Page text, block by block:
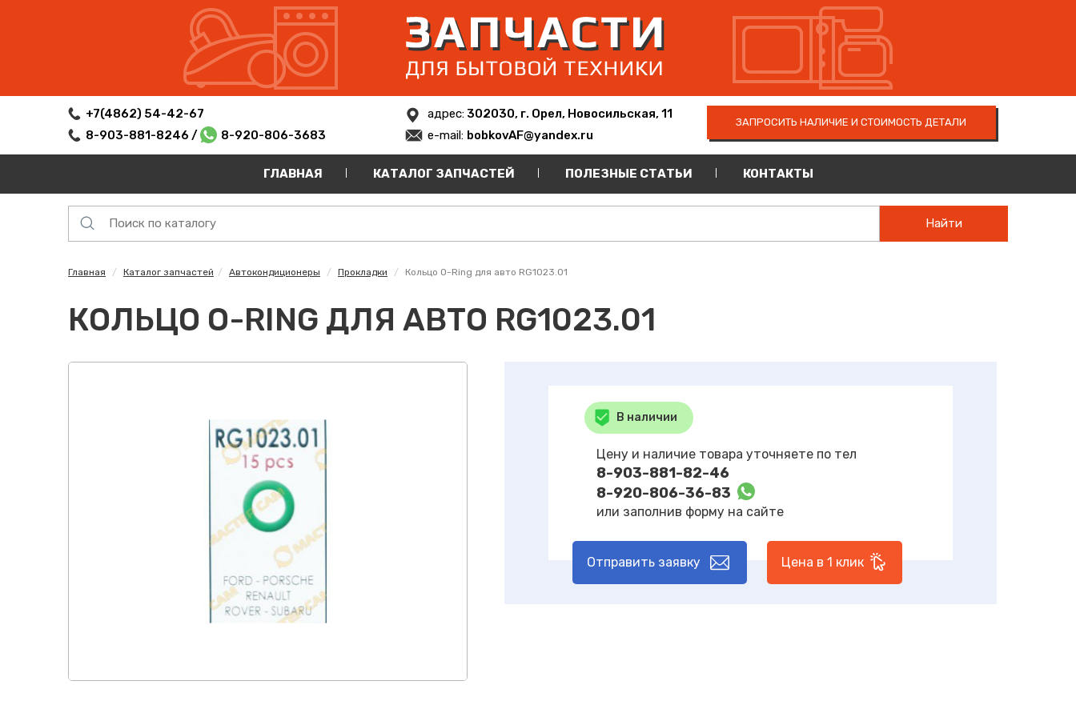
+7(4862) 54-42-67
8-903-881-8246 /
8-920-806-3683
адрес: 302030, г. Орел, Новосильская, 11
e-mail: bobkovAF@yandex.ru
ЗАПРОСИТЬ НАЛИЧИЕ И СТОИМОСТЬ ДЕТАЛИ
ГЛАВНАЯ КАТАЛОГ ЗАПЧАСТЕЙ ПОЛЕЗНЫЕ СТАТЬИ КОНТАКТЫ
Найти
Главная Каталог запчастей Автокондиционеры Прокладки Кольцо O-Ring для авто RG1023.01
КОЛЬЦО O-RING ДЛЯ АВТО RG1023.01
В наличии
Цену и наличие товара уточняете по тел
8-903-881-82-46
8-920-806-36-83
или заполнив форму на сайте
Отправить заявку Цена в 1 клик